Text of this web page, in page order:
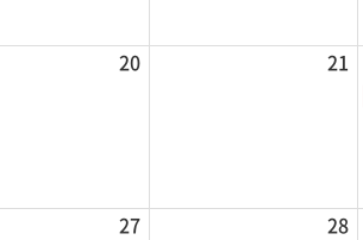
20 21
27 28